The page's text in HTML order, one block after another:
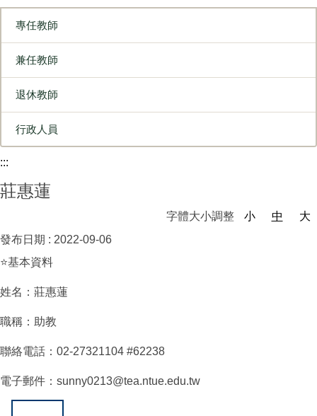
專任教師
兼任教師
退休教師
行政人員
:::
莊惠蓮
字體大小調整 小 中
大
發布日期 : 2022-09-06
⭐基本資料
姓名：莊惠蓮
職稱：助教
聯絡電話：02-27321104 #62238
電子郵件：sunny0213@tea.ntue.edu.tw